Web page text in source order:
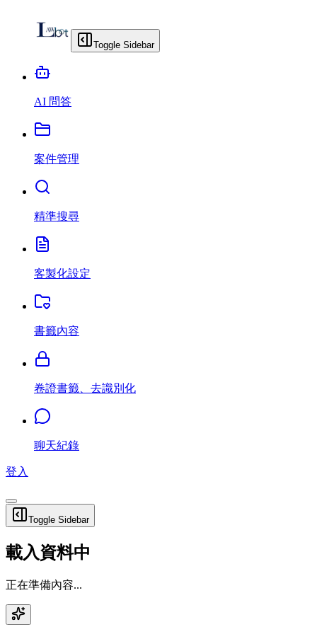
Toggle Sidebar
AI 問答
案件管理
精準搜尋
客製化設定
書籤內容
卷證書籤、去識別化
聊天紀錄
登入
Toggle Sidebar
載入資料中
正在準備內容...